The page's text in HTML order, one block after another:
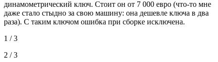
динамометрический ключ. Стоит он от 7 000 евро (что-то мне
даже стало стыдно за свою машину: она дешевле ключа в два
раза). С таким ключом ошибка при сборке исключена.
1 / 3
2 / 3